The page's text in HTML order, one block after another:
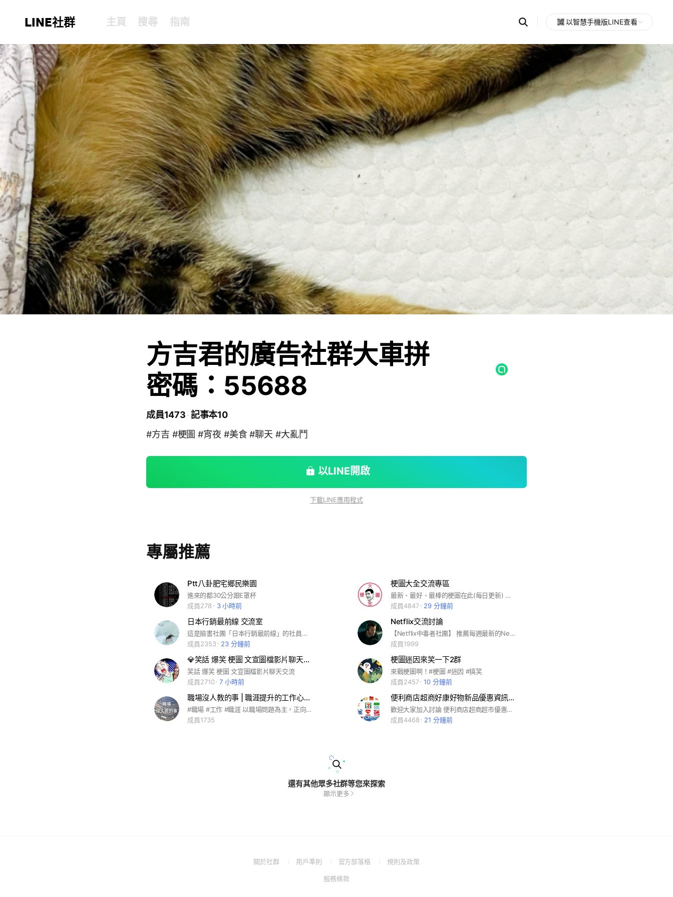
LINE社群 主頁 搜尋 指南 Search
OpenChats
messages
search
area
以智慧手機版LINE查看
方吉君的廣告社群大車拼
密碼：55688
成員1473 記事本10
#方吉 #梗圖 #宵夜 #美食 #聊天 #大亂鬥
以LINE開啟
下載LINE應用程式
專屬推薦
Ptt八卦肥宅鄉民樂園
進來的都30公分跟E罩杯
成員278
3 小時前
梗圖大全交流專區
最新、最好、最棒的梗圖在此(每日更新) 。分享及討論梗圖交流！ 輕鬆歡樂一下！
成員4847
29 分鐘前
日本行銷最前線 交流室
這是臉書社團「日本行銷最前線」的社員交流室，歡迎暢談，保持禮貌，謝謝。
成員2353
23 分鐘前
Netflix交流討論
【Netflix中毒者社團】 推薦每週最新的Netflix影集與電影，幫助大家在茫茫Netflix片海中，找到自己心愛的影視作品，避免踩雷！ #電影 #影集 #netflix #美劇 #台劇 #韓劇
成員1999
💎笑話 爆笑 梗圖 文宣圖檔影片聊天交流(這滿團了!可以去二群)
笑話 爆笑 梗圖 文宣圖檔影片聊天交流
成員2710
7 小時前
梗圖迷因來笑一下2群
來戰梗圖啊！#梗圖 #迷因 #搞笑
成員2457
10 分鐘前
職場沒人教的事 | 職涯提升的工作心法與問題討論
#職場 #工作 #職涯 以職場問題為主，正向、理性討論。 勿閒聊、不抱怨。
成員1735
便利商店超商好康好物新品優惠資訊報馬仔
歡迎大家加入討論 便利商店超商超市優惠資訊報馬仔 https://reurl.cc/D9Kr7d 台灣、日本、韓國、泰國、越南…不分國內外超市、超商、便利商店商品、新品、獵奇商品、優惠資訊分享 【社團版規】 (1)為建立良好的社團互動環境，禁止內容留言使用不雅文字、人身攻擊、蓄意引起筆戰、謊報資訊、洗版、色情圖片、猥褻文字等，發現一律封鎖刪文。 (3)發文請盡量留下國家、購買地點等提升資訊
成員4468
21 分鐘前
還有其他眾多社群等您來探索
顯示更多
關於社群
(Open用戶準則
(Open
a
官方部落格
(Open規則及政策(Open
服務條款(Open